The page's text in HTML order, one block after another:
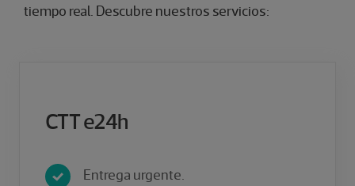
tiempo real. Descubre nuestros servicios:
CTT e24h
Entrega urgente.